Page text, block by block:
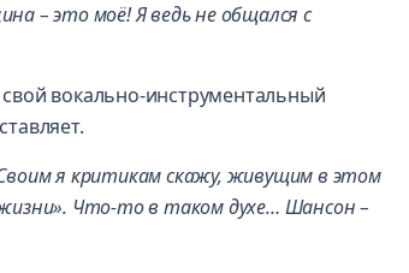
– это моё! Я ведь не общался с
вокально-инструментальный
я критикам скажу, живущим в этом
Что-то в таком духе… Шансон –